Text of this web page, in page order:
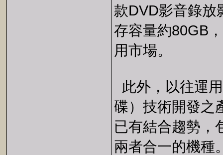
款DVD影音錄放
存容量約80GB
用市場。
此外，以往運
碟）技術開發之
已有結合趨勢，
兩者合一的機種